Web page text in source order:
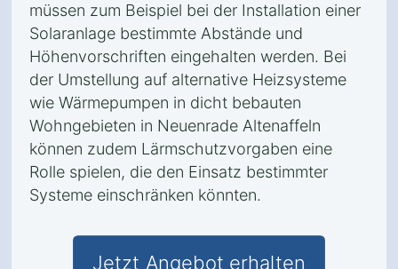
müssen zum Beispiel bei der Installation einer
Solaranlage bestimmte Abstände und
Höhenvorschriften eingehalten werden. Bei
der Umstellung auf alternative Heizsysteme
wie Wärmepumpen in dicht bebauten
Wohngebieten in Neuenrade Altenaffeln
können zudem Lärmschutzvorgaben eine
Rolle spielen, die den Einsatz bestimmter
Systeme einschränken könnten.
Jetzt Angebot erhalten